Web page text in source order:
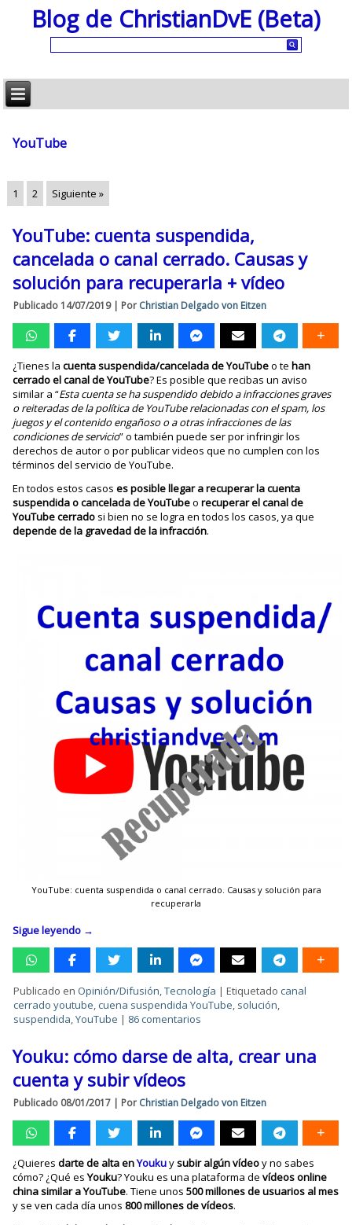
Blog de ChristianDvE (Beta)
YouTube
1 2 Siguiente »
YouTube: cuenta suspendida,
cancelada o canal cerrado. Causas y
solución para recuperarla + vídeo
Publicado 14/07/2019| Por Christian Delgado von Eitzen
¿Tienes lacuenta suspendida/cancelada de YouTubeo tehan
cerrado el canal de YouTube? Es posible que recibas un aviso
similar a “Esta cuenta se ha suspendido debido a infracciones graves
o reiteradas de la política de YouTube relacionadas con el spam, los
juegos y el contenido engañoso o a otras infracciones de las
condiciones de servicio” o también puede ser por infringir los
derechos de autor o por publicar videos que no cumplen con los
términos del servicio de YouTube.
En todos estos casoses posible llegar a recuperar la cuenta
suspendida o cancelada de YouTubeorecuperar el canal de
YouTube cerrado si bien no se logra en todos los casos, ya que
depende de la gravedad de la infracción.
YouTube: cuenta suspendida o canal cerrado. Causas y solución para
recuperarla
Sigue leyendo →
Publicado en Opinión/Difusión,Tecnología |Etiquetado canal
cerrado youtube,cuena suspendida YouTube, solución,
suspendida,YouTube | 86 comentarios
Youku: cómo darse de alta, crear una
cuenta y subir vídeos
Publicado 08/01/2017 | Por Christian Delgado von Eitzen
¿Quieresdarte de alta enYoukuysubir algún vídeoy no sabes
cómo? ¿Qué esYouku? Youku es una plataforma devídeos online
china similar a YouTube. Tiene unos500 millones de usuarios al mes
y se ven cada día unos800 millones de vídeos.